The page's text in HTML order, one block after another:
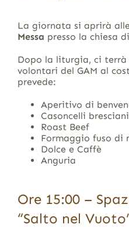
La giornata si aprirà alle
Messa presso la chiesa
Dopo la liturgia, ci
volontari del GAM al
prevede:
Aperitivo di
Casoncelli bresciani
Roast Beef
Formaggio fuso di
Dolce e Caffè
Anguria
Ore 15:00 –
“Salto nel